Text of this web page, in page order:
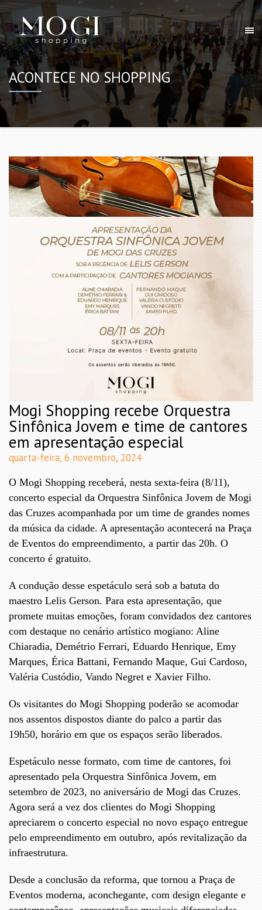
ACONTECE NO SHOPPING
Mogi Shopping recebe Orquestra
Sinfônica Jovem e time de cantores
em apresentação especial
quarta-feira, 6 novembro, 2024
O Mogi Shopping receberá, nesta sexta-feira (8/11),
concerto especial da Orquestra Sinfônica Jovem de Mogi
das Cruzes acompanhada por um time de grandes nomes
da música da cidade. A apresentação acontecerá na Praça
de Eventos do empreendimento, a partir das 20h. O
concerto é gratuito.
A condução desse espetáculo será sob a batuta do
maestro Lelis Gerson. Para esta apresentação, que
promete muitas emoções, foram convidados dez cantores
com destaque no cenário artístico mogiano: Aline
Chiaradia, Demétrio Ferrari, Eduardo Henrique, Emy
Marques, Érica Battani, Fernando Maque, Gui Cardoso,
Valéria Custódio, Vando Negret e Xavier Filho.
Os visitantes do Mogi Shopping poderão se acomodar
nos assentos dispostos diante do palco a partir das
19h50, horário em que os espaços serão liberados.
Espetáculo nesse formato, com time de cantores, foi
apresentado pela Orquestra Sinfônica Jovem, em
setembro de 2023, no aniversário de Mogi das Cruzes.
Agora será a vez dos clientes do Mogi Shopping
apreciarem o concerto especial no novo espaço entregue
pelo empreendimento em outubro, após revitalização da
infraestrutura.
Desde a conclusão da reforma, que tornou a Praça de
Eventos moderna, aconchegante, com design elegante e